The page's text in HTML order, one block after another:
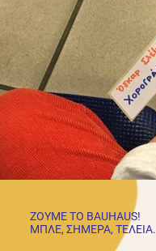
ΖΟΥΜΕ ΤΟ BAUHAUS!
ΜΠΛΕ, ΣΗΜΕΡΑ, ΤΕΛΕΙΑ.